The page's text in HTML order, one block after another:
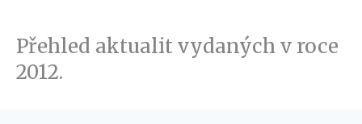
Přehled aktualit vydaných v roce
2012.